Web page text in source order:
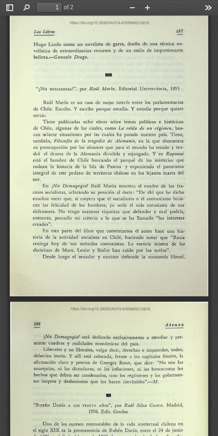
Toggle
Find
of 2
Zoom
Out
In
ttp 1/ D1 76
Los Libros 157
I-Iugo Lindo como un novelista de garra, dueño de una técnica
no-
velística
de extraordinarios recursos y de un estilo de impresionante
belleza.-Gonzalo Drago.
-
"¡No DE 1Acoc1Al", por Raúl Marí11. Editorial Univen,~taria, 1955
Raúl Ñfarín es un caso de sumo interés entre los parlamentarios
d
Chile. Escribe. Y escribe porque estudia. Y estudia porque quiere
r
ir.
Ti ne publicad s ocho obras sobre temas políticos e
históricos
de Chil alguna de las cuales, como La caída de ttn régimen,
bus-
can -aclarar situaciones por las cuales ha pasado nuestro país.
Tiene,
tan1bién,
Filosofía de la tragedia de Alemania, en la que demuestra
u preocupación por los alcances que para el mundo ha tenido y ten-
drá
el drama de la Alemani-3 dividida y sojuzgada. Y en Rap-anui
e tá l hombre de Chil bu c:indo el porqué de los niisterios
que
rodean
fa historia de b Isla de Pascua y exponiendo el
panorama
integral de este pedazo de territorio chileno en los lejanos tnares del
sur.
En
¡No Demagogia! Raúl Marín muestra el cuadro de los fra-
casos socialistas aclarando su posición al decir: "De ahí que he dicho
n1ucha
veces que, si creyera que el socialismo o el cOinunismo hicie-
ran
las felicidad de los hombres, yo sería el más entusiasta de sus
defensores.
No tengo mayores riquezas que defender y m3l
podría,
entonces
percudir mi criterio a lo que se ha llamado "los
intereses
creados".
En
esta parte del libro que comentamos el autor hace una
his-
toria
de la actividad socialista en Chile, haciendo not~r que "Rusia
reniega
hoy de sus métodos comunistas. La esencia misma de
las
doctrinas de Marx Lenin y Stalin han caído por los suelos".
Desde luego el senador y escritor defiende la economb liberal.
168 Aten ea
¡No Demagogia! está dedicado exclusivamente a estudiar y pre-
sentar cuadros y realidades económicas del
país.
Liberales y no liberales, valga decir, derechas e izquierdas,
todos,
deberían leerlo. Y aHí está colocada, frente a los capítulos finales,
la
afirmación clara y precisa de Georges Roux, que dice: ' No son
las
anarquías,
ni las dictaduras, ni las inflaciones, ni las bancarrotas los
hechos que deben ser condenados, sino los regímenes y los gobernan-
tes ineptos y deshonestos que los h~cen inevitables".-/v/ .
•
"RuBÉN DARfo A Los VEINTE AÑos", por RatU Silva Castro.
Madrid,
1956. Edit. Gredas
Uno de los sucesos memorables de la vida intelectual chilena en
el siglo XIX es fa permanencia de Rubén Darío, entre el 24 de junio